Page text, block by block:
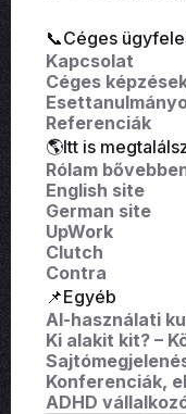
📞Céges
Kapcsolat
Céges
Referenciák
🌎Itt is
Rólam
English site
German site
UpWork
Clutch
Contra
📌Egyéb
AI-használati
Ki alakit kit? –
Konferenciák,
ADHD